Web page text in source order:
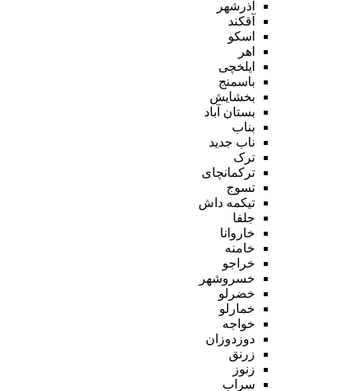
آذرشهر
آقکند
اسکو
اهر
ایلخچی
باسمنج
بخشایش
بستان آباد
بناب
ناب جدید
ترک
ترکمانچای
تسوج
تیکمه داش
جلفا
خاروانا
خامنه
خراجو
خسروشهر
خضرلو
خمارلو
خواجه
دوزدوزان
زرنق
زنوز
سراب